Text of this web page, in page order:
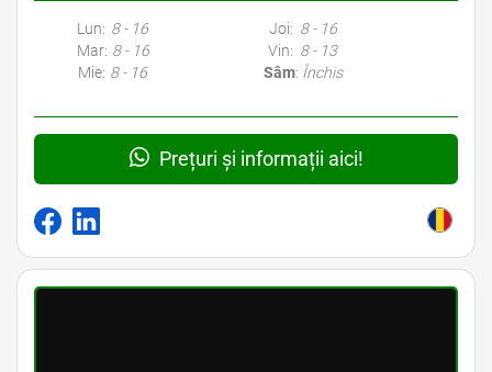
Lun: 8 - 16
Mar: 8 - 16
Mie: 8 - 16
Joi: 8 - 16
Vin: 8 - 13
Sâm: Închis
Prețuri și informații aici!